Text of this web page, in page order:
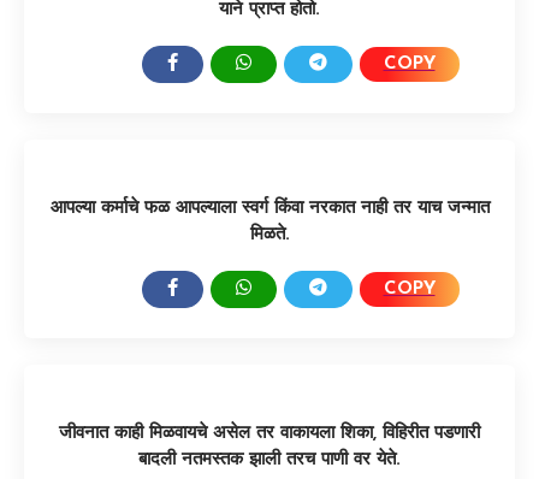
याने प्राप्त होतो.
COPY
आपल्या कर्माचे फळ आपल्याला स्वर्ग किंवा नरकात नाही तर याच जन्मात
मिळते.
COPY
जीवनात काही मिळवायचे असेल तर वाकायला शिका, विहिरीत पडणारी
बादली नतमस्तक झाली तरच पाणी वर येते.